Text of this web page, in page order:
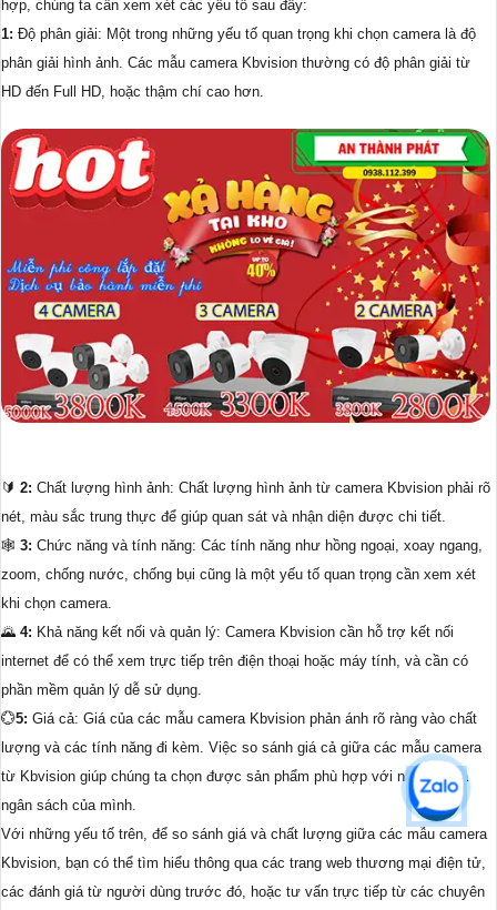
hợp, chúng ta cần xem xét các yếu tố sau đây:
1: Độ phân giải: Một trong những yếu tố quan trọng khi chọn camera là độ
phân giải hình ảnh. Các mẫu camera Kbvision thường có độ phân giải từ
HD đến Full HD, hoặc thậm chí cao hơn.
🔰 2: Chất lượng hình ảnh: Chất lượng hình ảnh từ camera Kbvision phải rõ
nét, màu sắc trung thực để giúp quan sát và nhận diện được chi tiết.
🕸️ 3: Chức năng và tính năng: Các tính năng như hồng ngoại, xoay ngang,
zoom, chống nước, chống bụi cũng là một yếu tố quan trọng cần xem xét
khi chọn camera.
🌄 4: Khả năng kết nối và quản lý: Camera Kbvision cần hỗ trợ kết nối
internet để có thể xem trực tiếp trên điện thoại hoặc máy tính, và cần có
phần mềm quản lý dễ sử dụng.
💮5: Giá cả: Giá của các mẫu camera Kbvision phản ánh rõ ràng vào chất
lượng và các tính năng đi kèm. Việc so sánh giá cả giữa các mẫu camera
từ Kbvision giúp chúng ta chọn được sản phẩm phù hợp với nhu cầu và
ngân sách của mình.
Với những yếu tố trên, để so sánh giá và chất lượng giữa các mẫu camera
Kbvision, bạn có thể tìm hiểu thông qua các trang web thương mại điện tử,
các đánh giá từ người dùng trước đó, hoặc tư vấn trực tiếp từ các chuyên